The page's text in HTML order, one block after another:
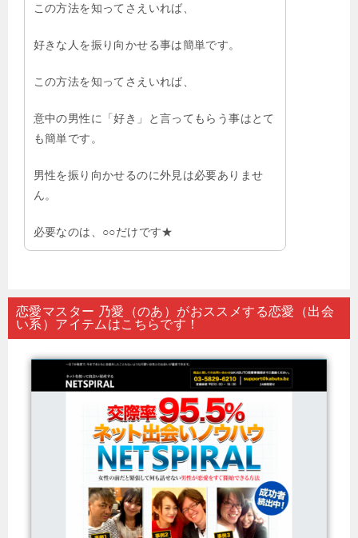
この方法を知ってさえいれば、
好きな人を振り向かせる事は簡単です。
この方法を知ってさえいれば、
意中の男性に「好き」と言ってもらう事はとて
も簡単です。
男性を振り向かせるのに外見は必要ありませ
ん。
必要なのは、○○だけです★
恋愛マスター 乃愛（のあ）がおススメする恋愛（出会
い系）アイテムはこちらです！